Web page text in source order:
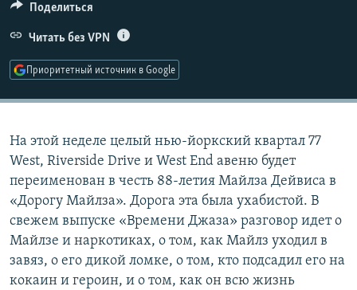
Поделиться
Читать без VPN
Приоритетный источник в Google
На этой неделе целый нью-йоркский квартал 77
West, Riverside Drive и West End авеню будет
переименован в честь 88-летия Майлза Дейвиса в
«Дорогу Майлза». Дорога эта была ухабистой. В
свежем выпуске «Времени Джаза» разговор идет о
Майлзе и наркотиках, о том, как Майлз уходил в
завяз, о его дикой ломке, о том, кто подсадил его на
кокаин и героин, и о том, как он всю жизнь